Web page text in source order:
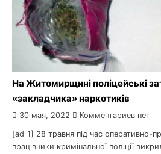
На Житомирщині поліцейські
«закладчика» наркотиків
30 мая, 2022 Комментариев нет
[ad_1] 28 травня під час оперативно-
працівники кримінальної поліції